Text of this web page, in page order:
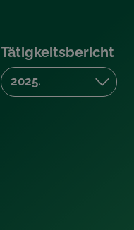
Tätigkeitsbericht